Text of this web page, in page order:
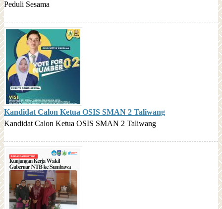
Peduli Sesama
Kandidat Calon Ketua OSIS SMAN 2 Taliwang
Kandidat Calon Ketua OSIS SMAN 2 Taliwang